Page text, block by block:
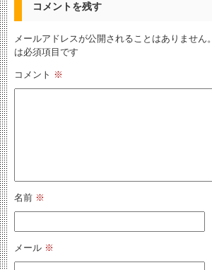
コメントを残す
メールアドレスが公開されることはありません。
は必須項目です
コメント ※
名前 ※
メール ※